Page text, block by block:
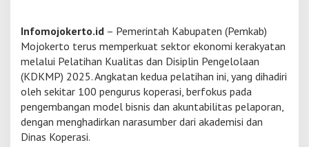
p
e
a
s
i
M
o
j
Infomojokerto.id – Pemerintah Kabupaten (Pemkab)
Mojokerto terus memperkuat sektor ekonomi kerakyatan
melalui Pelatihan Kualitas dan Disiplin Pengelolaan
(KDKMP) 2025. Angkatan kedua pelatihan ini, yang dihadiri
oleh sekitar 100 pengurus koperasi, berfokus pada
pengembangan model bisnis dan akuntabilitas pelaporan,
dengan menghadirkan narasumber dari akademisi dan
Dinas Koperasi.